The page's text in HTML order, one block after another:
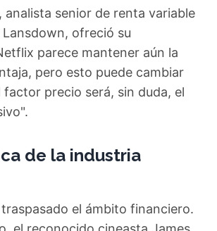
senior de renta variable
ofreció su
parece mantener aún la
pero esto puede cambiar
factor precio será, sin duda, el
de la industria
el ámbito financiero.